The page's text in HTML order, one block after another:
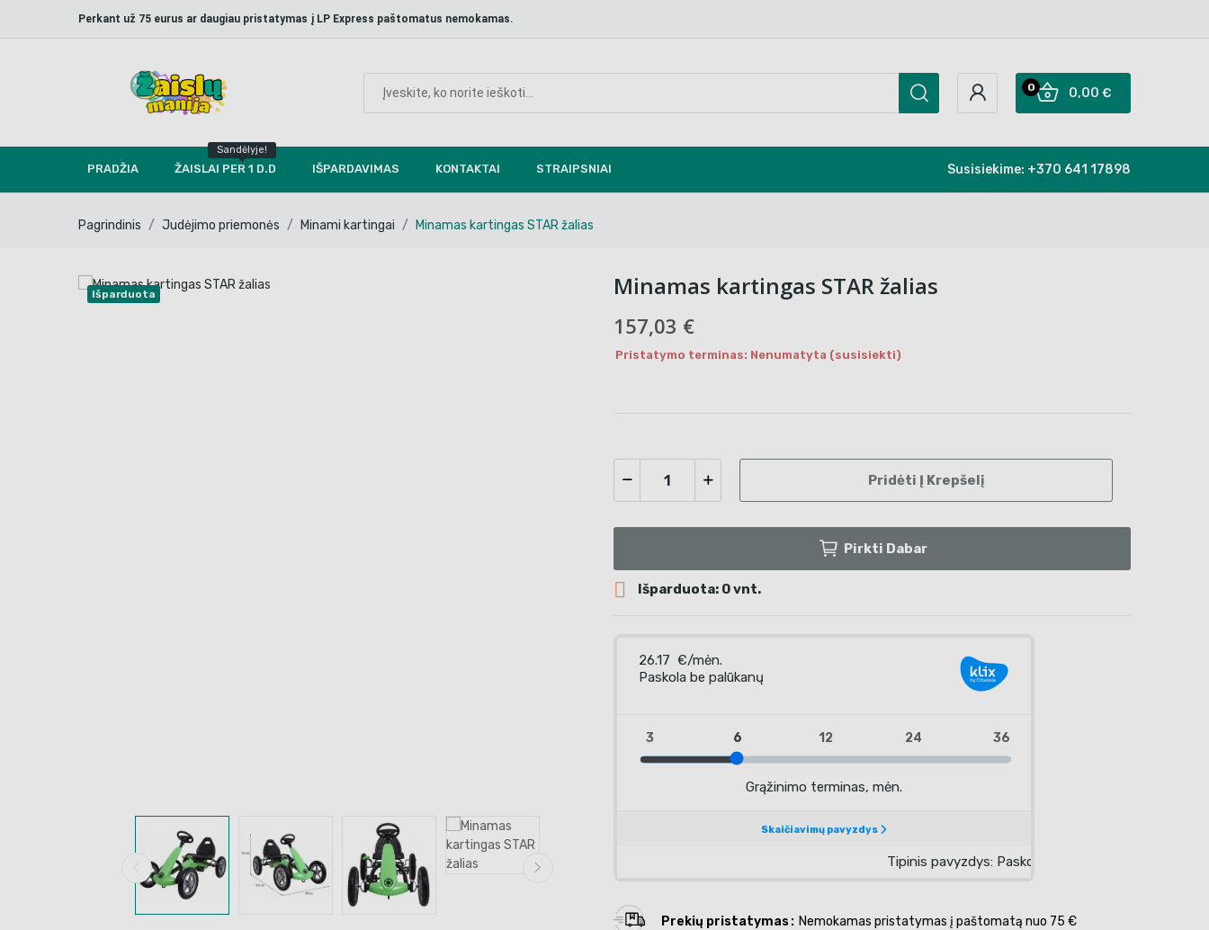
Perkant už 75 eurus ar daugiau pristatymas į LP Express paštomatus nemokamas.
0,00 €
0
PRADŽIA ŽAISLAI PER 1 D.D
Sandėlyje!
IŠPARDAVIMAS KONTAKTAI STRAIPSNIAI Susisiekime: +370 641 17898
Pagrindinis Judėjimo priemonės Minami kartingai Minamas kartingas STAR žalias
Išparduota Minamas kartingas STAR žalias
157,03 €
Pristatymo terminas: Nenumatyta (susisiekti)
Pridėti Į Krepšelį
Pirkti Dabar
 Išparduota: 0 vnt.
Prekių pristatymas Nemokamas pristatymas į paštomatą nuo 75 €